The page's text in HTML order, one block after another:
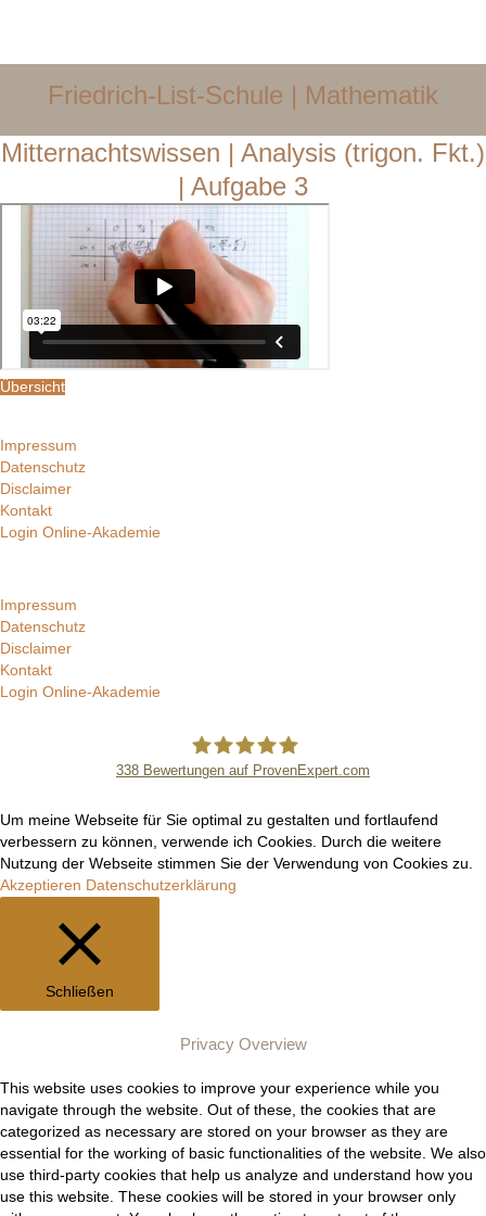
Friedrich-List-Schule | Mathematik​
Mitternachtswissen | Analysis (trigon. Fkt.)
| Aufgabe 3
Übersicht
Impressum
Datenschutz
Disclaimer
Kontakt
Login Online-Akademie
Impressum
Datenschutz
Disclaimer
Kontakt
Login Online-Akademie
Manuel Epli
338 Bewertungen auf ProvenExpert.com
Um meine Webseite für Sie optimal zu gestalten und fortlaufend
verbessern zu können, verwende ich Cookies. Durch die weitere
Nutzung der Webseite stimmen Sie der Verwendung von Cookies zu.
Akzeptieren Datenschutzerklärung
Schließen
Privacy Overview
This website uses cookies to improve your experience while you
navigate through the website. Out of these, the cookies that are
categorized as necessary are stored on your browser as they are
essential for the working of basic functionalities of the website. We also
use third-party cookies that help us analyze and understand how you
use this website. These cookies will be stored in your browser only